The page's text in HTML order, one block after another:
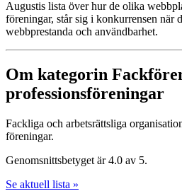
Augustis lista över hur de olika
föreningar, står sig i konkurrensen när
webbprestanda och användbarhet.
Om kategorin
professions­föreningar
Fackliga och arbets­rättsliga
föreningar.
Genomsnittsbetyget är 4.0 av 5.
Se aktuell lista »